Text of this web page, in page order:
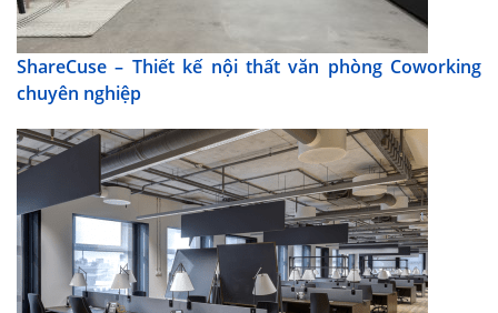
ShareCuse – Thiết kế nội thất văn phòng Coworking
chuyên nghiệp